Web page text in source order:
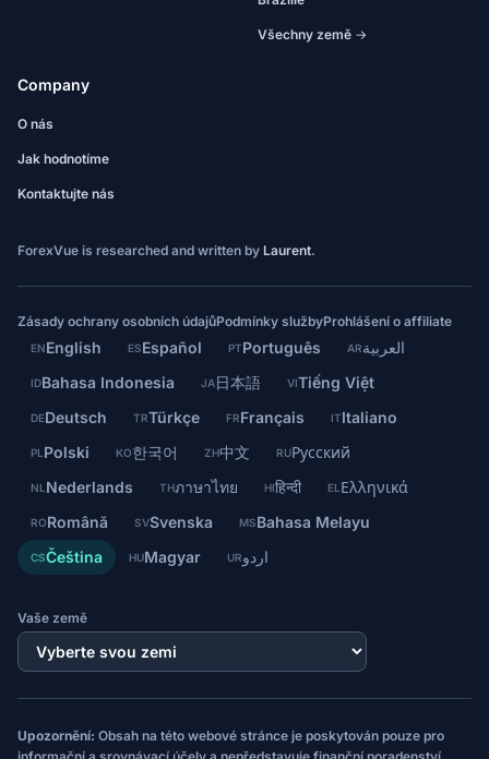
Všechny země →
Company
O nás
Jak hodnotíme
Kontaktujte nás
ForexVue is researched and written by Laurent.
Zásady ochrany osobních údajůPodmínky službyProhlášení o affiliate
ENEnglish ESEspañol PTPortuguês ARالعربية
IDBahasa Indonesia JA日本語 VITiếng Việt
DEDeutsch TRTürkçe FRFrançais ITItaliano
PL Polski KO한국어 ZH中文 RUРусский
NL Nederlands THภาษาไทย HIहिन्दी EL Ελληνικά
RORomână SVSvenska MSBahasa Melayu
CSČeština HUMagyar URاردو
Vaše země
Upozornění: Obsah na této webové stránce je poskytován pouze pro